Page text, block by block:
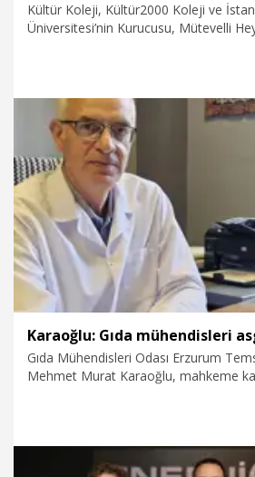
Kültür Koleji, Kültür2000 Koleji ve
Üniversitesi’nin Kurucusu, Mütevelli
töreni programı açıklandı.
5.07.2026 Eğitim
Gıda Mühendisleri Odası Erzurum
Mehmet Murat Karaoğlu, mahkeme
büyüyecek. Pek çok mühendis asgari
bunun da altında çalışmak zorunda